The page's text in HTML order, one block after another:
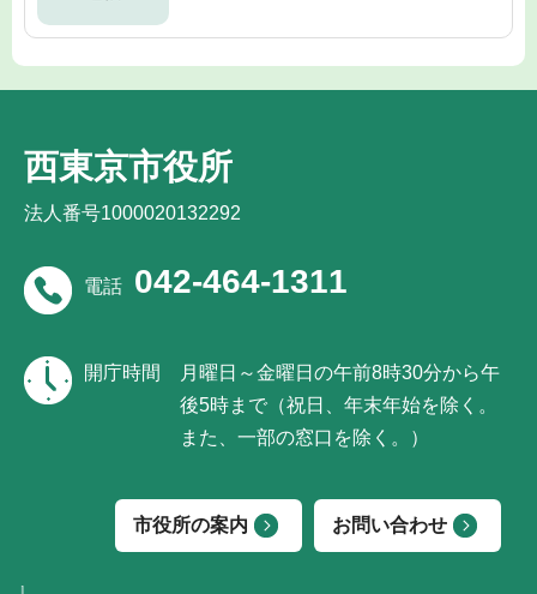
西東京市役所
法人番号1000020132292
電話 042-464-1311
開庁時間
月曜日～金曜日の午前8時30分から午
後5時まで（祝日、年末年始を除く。
また、一部の窓口を除く。）
市役所の案内 お問い合わせ